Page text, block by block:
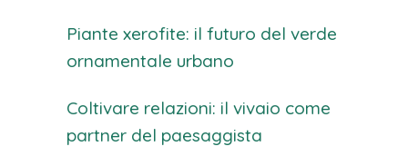
Piante xerofite: il futuro del verde
ornamentale urbano
Coltivare relazioni: il vivaio come
partner del paesaggista